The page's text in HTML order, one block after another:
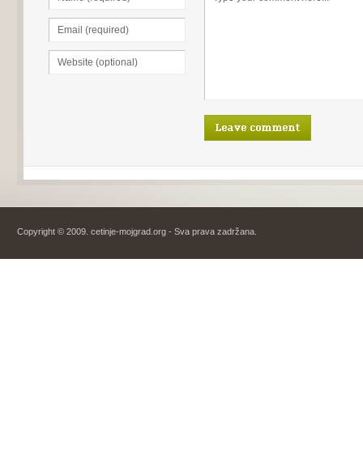
Copyright © 2009. cetinje-mojgrad.org - Sva prava zadržana.